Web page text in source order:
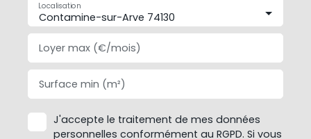
Contamine-sur-Arve 74130
Localisation
Loyer max (€/mois)
Surface min (m²)
J'accepte le traitement de mes données
personnelles conformément au RGPD. Si vous